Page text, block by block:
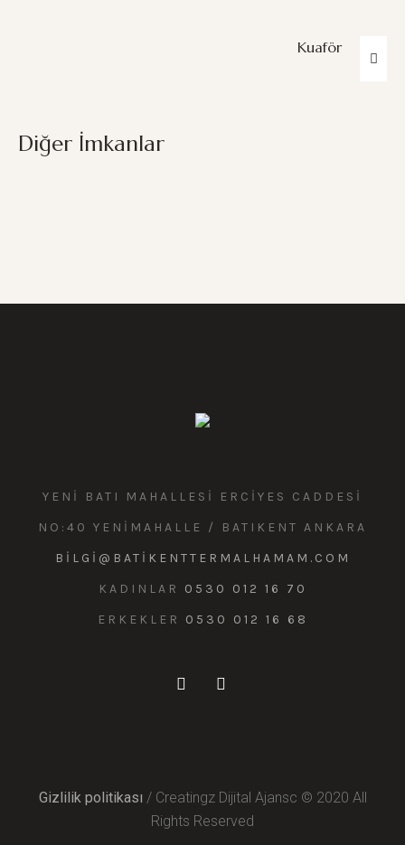
Kuaför
Diğer İmkanlar
YENI BATI MAHALLESI ERCIYES CADDESI
NO:40 YENIMAHALLE / BATIKENT ANKARA
BILGI@BATIKENTTERMALHAMAM.COM
KADINLAR 0530 012 16 70
ERKEKLER 0530 012 16 68
Gizlilik politikası / Creatingz Dijital Ajansc © 2020 All
Rights Reserved